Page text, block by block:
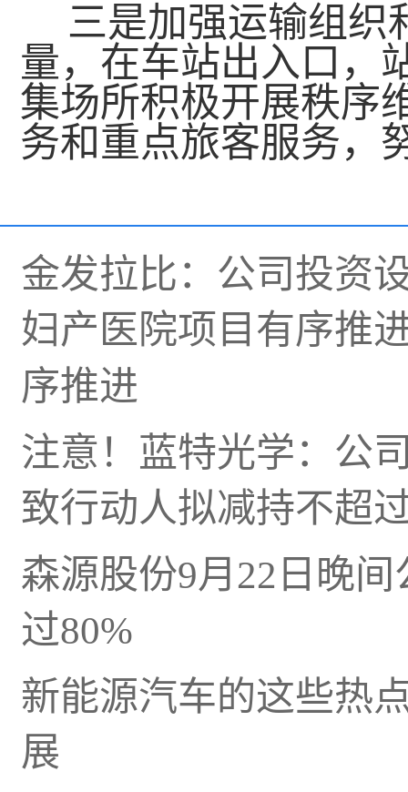
三是加强运输组织
量，在车站出入口，
集场所积极开展秩序
务和重点旅客服务，
金发拉比：公司投资
妇产医院项目有序推
序推进
注意！蓝特光学：公
致行动人拟减持不超
森源股份9月22日晚
过80%
新能源汽车的这些热
展